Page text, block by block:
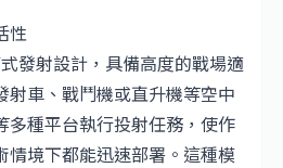
性
發射設計，具備高度的戰場適
射車、戰鬥機或直升機等空中
多種平台執行投射任務，使作
情境下都能迅速部署。這種模